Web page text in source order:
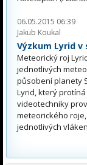
06.05.2015 06:39
Jakub Koukal
Výzkum Lyrid v
Meteorický roj
jednotlivých
působení planety
Lyrid, který
videotechniky
meteorického
jednotlivých